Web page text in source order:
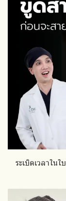
ระเบิดเวลาใน